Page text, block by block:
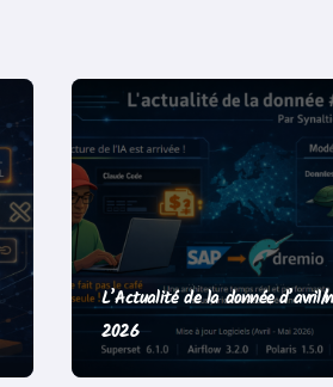
L’Actualité de la donnée d’avril/
2026